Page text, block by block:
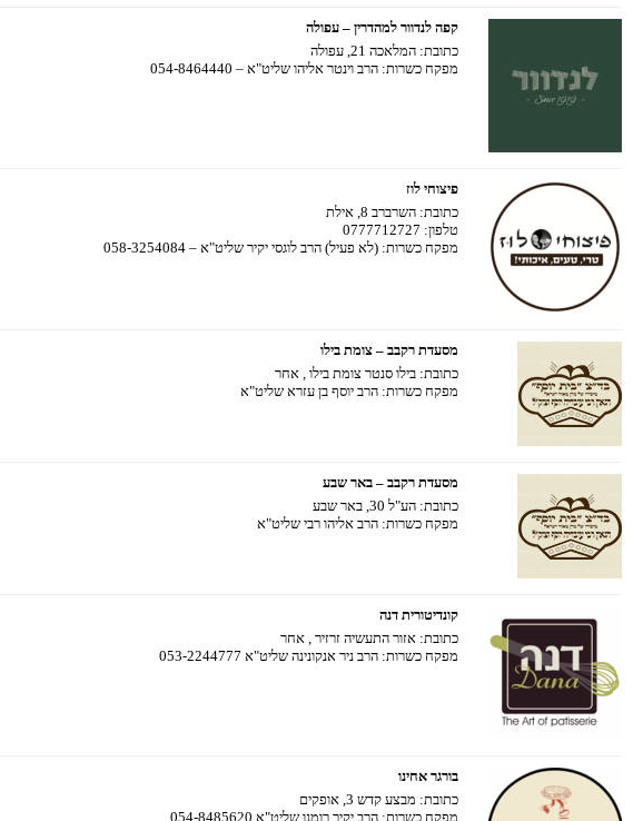
קפה לנדוור למהדרין – עפולה
כתובת: המלאכה 21, עפולה
מפקח כשרות: הרב וינטר אליהו שליט"א – 054-8464440
פיצוחי לוז
כתובת: השרברב 8, אילת
טלפון: 0777712727
מפקח כשרות: (לא פעיל) הרב לוגסי יקיר שליט"א – 058-3254084
מסעדת רקבב – צומת בילו
כתובת: בילו סנטר צומת בילו , אחר
מפקח כשרות: הרב יוסף בן עזרא שליט"א
מסעדת רקבב – באר שבע
כתובת: הע"ל 30, באר שבע
מפקח כשרות: הרב אליהו רבי שליט"א
קונדיטורית דנה
כתובת: אזור התעשיה זרזיר , אחר
מפקח כשרות: הרב ניר אנקונינה שליט"א 053-2244777
בורגר אחינו
כתובת: מבצע קדש 3, אופקים
מפקח כשרות: הרב יקיר רומנו שליט"א 054-8485620